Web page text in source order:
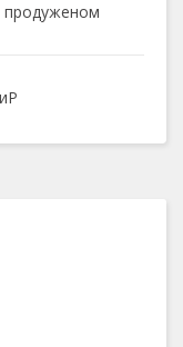
продуженом